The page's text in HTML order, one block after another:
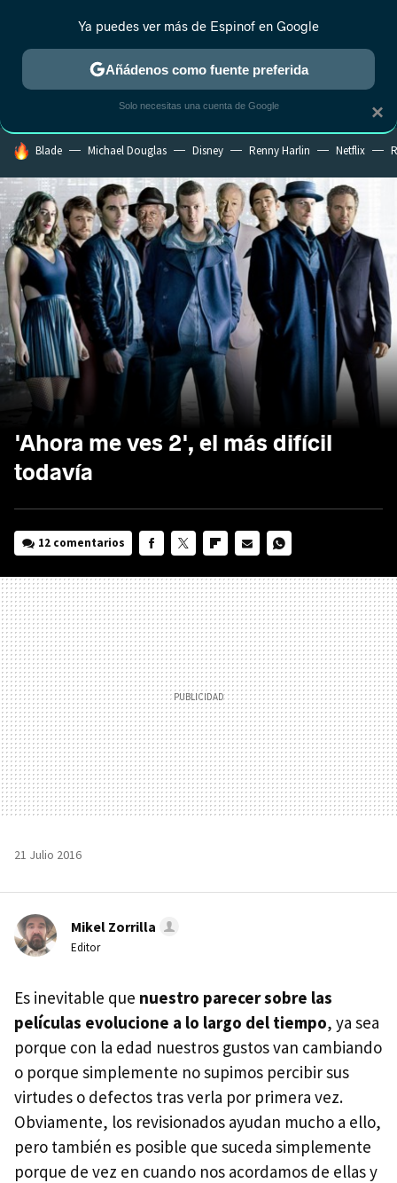
ESTRENOS REALITY ANIME RANKINGS CINE
HOY SE HABLA DE
Blade Michael Douglas Disney Renny Harlin Netflix
'Ahora me ves 2', el más difícil
todavía
12 comentarios
MAIL
21 Julio 2016
Mikel Zorrilla
Editor
Es inevitable que nuestro parecer sobre las
películas evolucione a lo largo del tiempo, ya sea
porque con la edad nuestros gustos van cambiando
o porque simplemente no supimos percibir sus
virtudes o defectos tras verla por primera vez.
Obviamente, los revisionados ayudan mucho a ello,
pero también es posible que suceda simplemente
porque de vez en cuando nos acordamos de ellas y
×
Ya puedes ver más de Espinof en Google
Añádenos como fuente preferida
Solo necesitas una cuenta de Google